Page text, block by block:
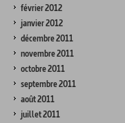
février 2012
janvier 2012
décembre 2011
novembre 2011
octobre 2011
septembre 2011
août 2011
juillet 2011